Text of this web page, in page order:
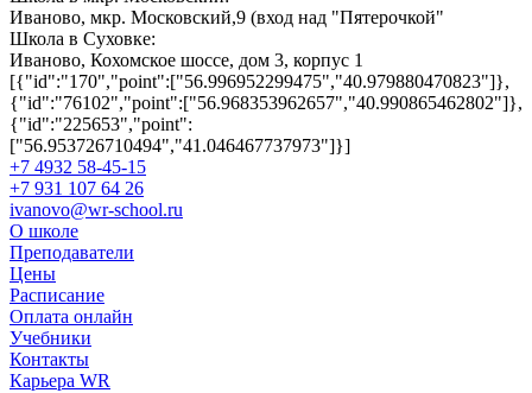
Иваново, мкр. Московский,9 (вход над "Пятерочкой"
Школа в Суховке:
Иваново, Кохомское шоссе, дом 3, корпус 1
[{"id":"170","point":["56.996952299475","40.979880470823"]},
{"id":"76102","point":["56.968353962657","40.990865462802"]},
{"id":"225653","point":
["56.953726710494","41.046467737973"]}]
+7 4932 58-45-15
+7 931 107 64 26
ivanovo@wr-school.ru
О школе
Преподаватели
Цены
Расписание
Оплата онлайн
Учебники
Контакты
Карьера WR